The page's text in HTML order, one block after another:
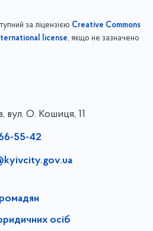
за ліцензією Creative Commons
license, якщо не зазначено
вул. О. Кошиця, 11
55-42
осіб